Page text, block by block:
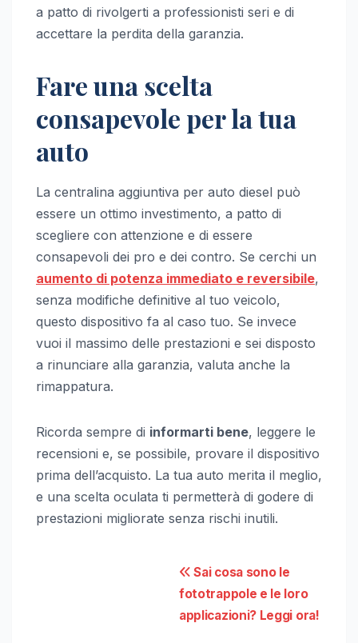
a patto di rivolgerti a professionisti seri e di
accettare la perdita della garanzia.
Fare una scelta
consapevole per la tua
auto
La centralina aggiuntiva per auto diesel può
essere un ottimo investimento, a patto di
scegliere con attenzione e di essere
consapevoli dei pro e dei contro. Se cerchi un
aumento di potenza immediato e reversibile,
senza modifiche definitive al tuo veicolo,
questo dispositivo fa al caso tuo. Se invece
vuoi il massimo delle prestazioni e sei disposto
a rinunciare alla garanzia, valuta anche la
rimappatura.
Ricorda sempre di informarti bene, leggere le
recensioni e, se possibile, provare il dispositivo
prima dell’acquisto. La tua auto merita il meglio,
e una scelta oculata ti permetterà di godere di
prestazioni migliorate senza rischi inutili.
Sai cosa sono le
fototrappole e le loro
applicazioni? Leggi ora!